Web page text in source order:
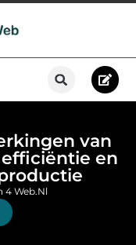
van
efficiëntie en
4 Web.nl